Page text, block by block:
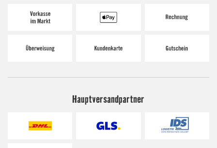
Hauptversandpartner